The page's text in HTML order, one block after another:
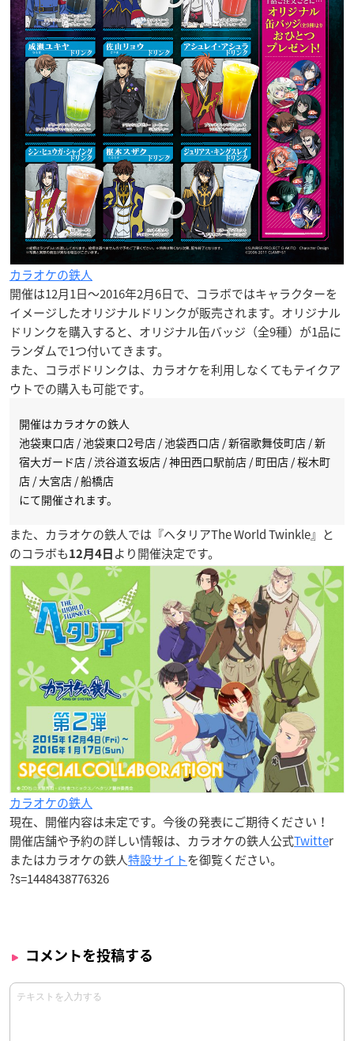
カラオケの鉄人
開催は12月1日〜2016年2月6日で、コラボではキャラクターを
イメージしたオリジナルドリンクが販売されます。オリジナル
ドリンクを購入すると、 オリジナル缶バッジ （全9種）が1品に
ランダムで1つ付いてきます。
また、コラボドリンクは、カラオケを利用しなくてもテイクア
ウトでの購入も可能です。
開催はカラオケの鉄人
池袋東口店 / 池袋東口2号店 / 池袋西口店 / 新宿歌舞伎町店 / 新
宿大ガード店 / 渋谷道玄坂店 / 神田西口駅前店 / 町田店 / 桜木町
店 / 大宮店 / 船橋店
にて開催されます。
また、カラオケの鉄人では『ヘタリアThe World Twinkle』と
のコラボも 12月4日 より開催決定です。
カラオケの鉄人
現在、開催内容は未定です。今後の発表にご期待ください！
開催店舗や予約の詳しい情報は、カラオケの鉄人公式Twitter
またはカラオケの鉄人特設サイトを御覧ください。
?s=1448438776326
コメントを投稿する